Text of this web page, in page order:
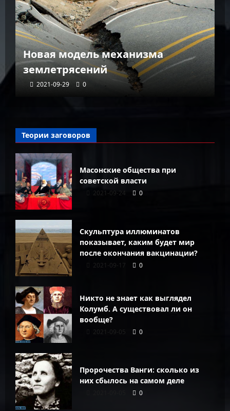
Новая модель механизма
землетрясений
2021-09-29 0
Теории заговоров
Масонские общества при
советской власти
2021-09-24 0
Скульптура иллюминатов
показывает, каким будет мир
после окончания вакцинации?
2021-09-17 0
Никто не знает как выглядел
Колумб. А существовал ли он
вообще?
2021-09-05 0
Пророчества Ванги: сколько из
них сбылось на самом деле
0